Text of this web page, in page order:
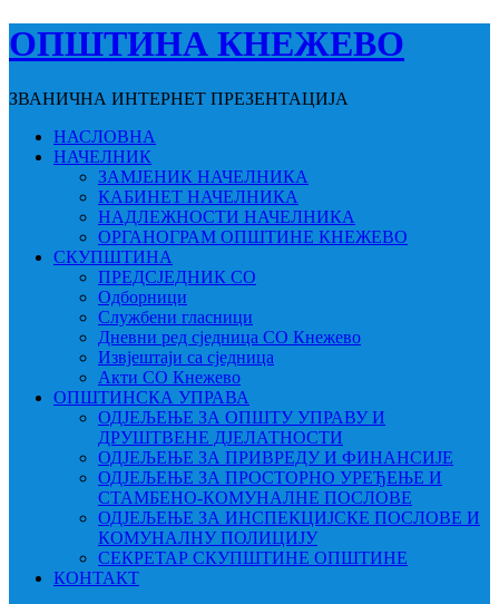
ОПШТИНА КНЕЖЕВО
ЗВАНИЧНА ИНТЕРНЕТ ПРЕЗЕНТАЦИЈА
НАСЛОВНА
НАЧЕЛНИК
ЗАМЈЕНИК НАЧЕЛНИКА
КАБИНЕТ НАЧЕЛНИКА
НАДЛЕЖНОСТИ НАЧЕЛНИКА
ОРГАНОГРАМ ОПШТИНЕ КНЕЖЕВО
СКУПШТИНА
ПРЕДСЈЕДНИК СО
Одборници
Службени гласници
Дневни ред сједница СО Кнежево
Извјештаји са сједница
Акти СО Кнежево
ОПШТИНСКА УПРАВА
ОДЈЕЉЕЊЕ ЗА ОПШТУ УПРАВУ И
ДРУШТВЕНЕ ДЈЕЛАТНОСТИ
ОДЈЕЉЕЊЕ ЗА ПРИВРЕДУ И ФИНАНСИЈЕ
ОДЈЕЉЕЊЕ ЗА ПРОСТОРНО УРЕЂЕЊЕ И
СТАМБЕНО-КОМУНАЛНЕ ПОСЛОВЕ
ОДЈЕЉЕЊЕ ЗА ИНСПЕКЦИЈСКЕ ПОСЛОВЕ И
КОМУНАЛНУ ПОЛИЦИЈУ
СЕКРЕТАР СКУПШТИНЕ ОПШТИНЕ
КОНТАКТ